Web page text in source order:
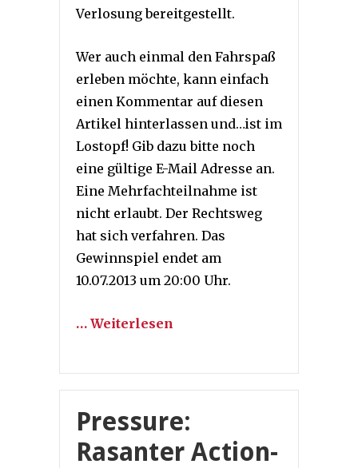
Verlosung bereitgestellt.
Wer auch einmal den Fahrspaß
erleben möchte, kann einfach
einen Kommentar auf diesen
Artikel hinterlassen und…ist im
Lostopf! Gib dazu bitte noch
eine gültige E-Mail Adresse an.
Eine Mehrfachteilnahme ist
nicht erlaubt. Der Rechtsweg
hat sich verfahren. Das
Gewinnspiel endet am
10.07.2013 um 20:00 Uhr.
… Weiterlesen
Pressure:
Rasanter Action-